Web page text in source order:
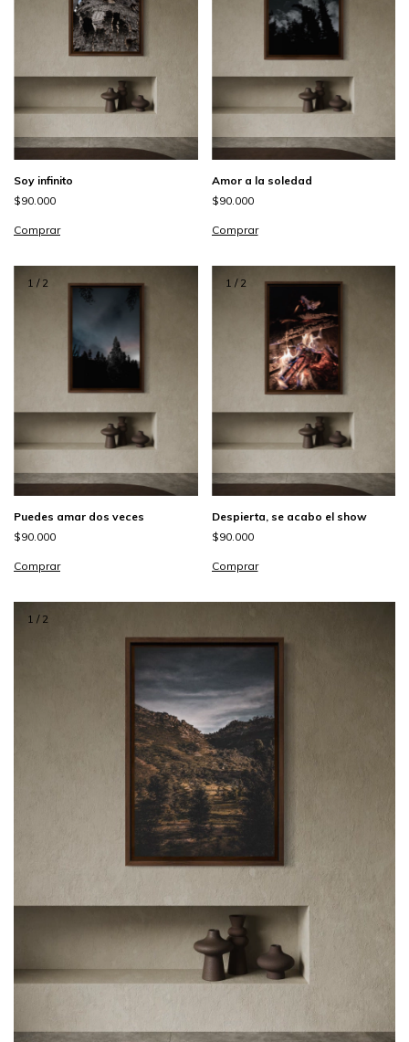
Soy infinito
$90.000
Comprar
Amor a la soledad
$90.000
Comprar
1 / 2
Puedes amar dos veces
$90.000
Comprar
1 / 2
Despierta, se acabo el show
$90.000
Comprar
1 / 2